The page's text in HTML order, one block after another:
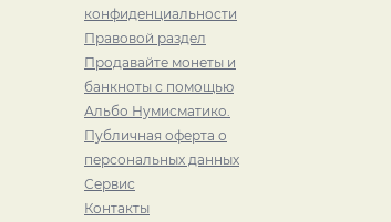
конфиденциальности
Правовой раздел
Продавайте монеты и
банкноты с помощью
Альбо Нумисматико.
Публичная оферта о
персональных данных
Сервис
Контакты